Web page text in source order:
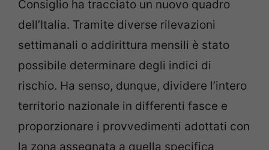
Consiglio ha tracciato un nuovo quadro
dell’Italia. Tramite diverse rilevazioni
settimanali o addirittura mensili è stato
possibile determinare degli indici di
rischio. Ha senso, dunque, dividere l’intero
territorio nazionale in differenti fasce e
proporzionare i provvedimenti adottati con
la zona assegnata a quella specifica